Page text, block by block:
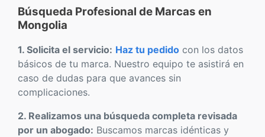
Búsqueda Profesional de Marcas en
Mongolia
1. Solicita el servicio: Haz tu pedido con los datos
básicos de tu marca. Nuestro equipo te asistirá en
caso de dudas para que avances sin
complicaciones.
2. Realizamos una búsqueda completa revisada
por un abogado: Buscamos marcas idénticas y